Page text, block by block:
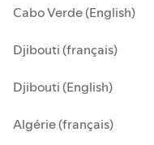
Cabo Verde (English)
Djibouti (français)
Djibouti (English)
Algérie (français)